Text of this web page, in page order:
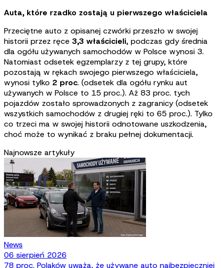
Auta, które rzadko zostają u pierwszego właściciela
Przeciętne auto z opisanej czwórki przeszło w swojej
historii przez ręce 3,3 właścicieli, podczas gdy średnia
dla ogółu używanych samochodów w Polsce wynosi 3.
Natomiast odsetek egzemplarzy z tej grupy, które
pozostają w rękach swojego pierwszego właściciela,
wynosi tylko 2 proc. (odsetek dla ogółu rynku aut
używanych w Polsce to 15 proc.). Aż 83 proc. tych
pojazdów zostało sprowadzonych z zagranicy (odsetek
wszystkich samochodów z drugiej ręki to 65 proc.). Tylko
co trzeci ma w swojej historii odnotowane uszkodzenia,
choć może to wynikać z braku pełnej dokumentacji.
Najnowsze artykuły
News
06 sierpień 2026
78 proc. Polaków uważa, że używane auto najbezpieczniej